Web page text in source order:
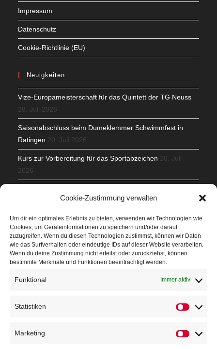
Cookie-Zustimmung verwalten
Um dir ein optimales Erlebnis zu bieten, verwenden wir Technologien wie
Cookies, um Geräteinformationen zu speichern und/oder darauf
zuzugreifen. Wenn du diesen Technologien zustimmst, können wir Daten
wie das Surfverhalten oder eindeutige IDs auf dieser Website verarbeiten.
Wenn du deine Zustimmung nicht erteilst oder zurückziehst, können
bestimmte Merkmale und Funktionen beeinträchtigt werden.
Funktional Immer aktiv
Statistiken
Marketing
Impressum
Datenschutz
Cookie-Richtlinie (EU)
Neuigkeiten
Vize-Europameisterschaft für das Quintett der TG Neuss
28. Juli 2026
Saisonabschluss beim Dumeklemmer Schwimmfest in
Ratingen 20. Juli 2026
Kurs zur Vorbereitung für das Sportabzeichen 20. Juli
2026
Veranstaltungen
Höffner Run
Schnuppertag
Kindersportfest